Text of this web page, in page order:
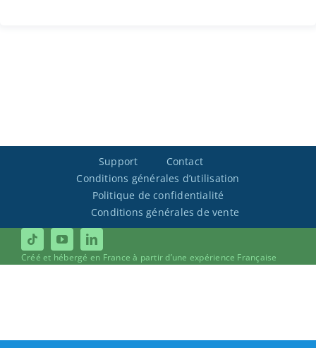
Support
Contact
Conditions générales d’utilisation
Politique de confidentialité
Conditions générales de vente
Créé et hébergé en France à partir d’une expérience Française